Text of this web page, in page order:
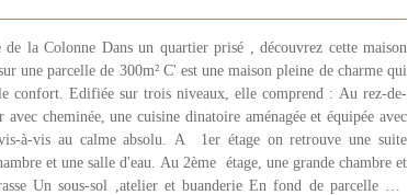
la Colonne Dans un quartier prisé , découvrez cette maison
une parcelle de 300m² C' est une maison pleine de charme qui
confort. Edifiée sur trois niveaux, elle comprend : Au rez-de-
avec cheminée, une cuisine dinatoire aménagée et équipée avec
à-vis au calme absolu. A 1er étage on retrouve une suite
et une salle d'eau. Au 2ème étage, une grande chambre et
Un sous-sol ,atelier et buanderie En fond de parcelle une